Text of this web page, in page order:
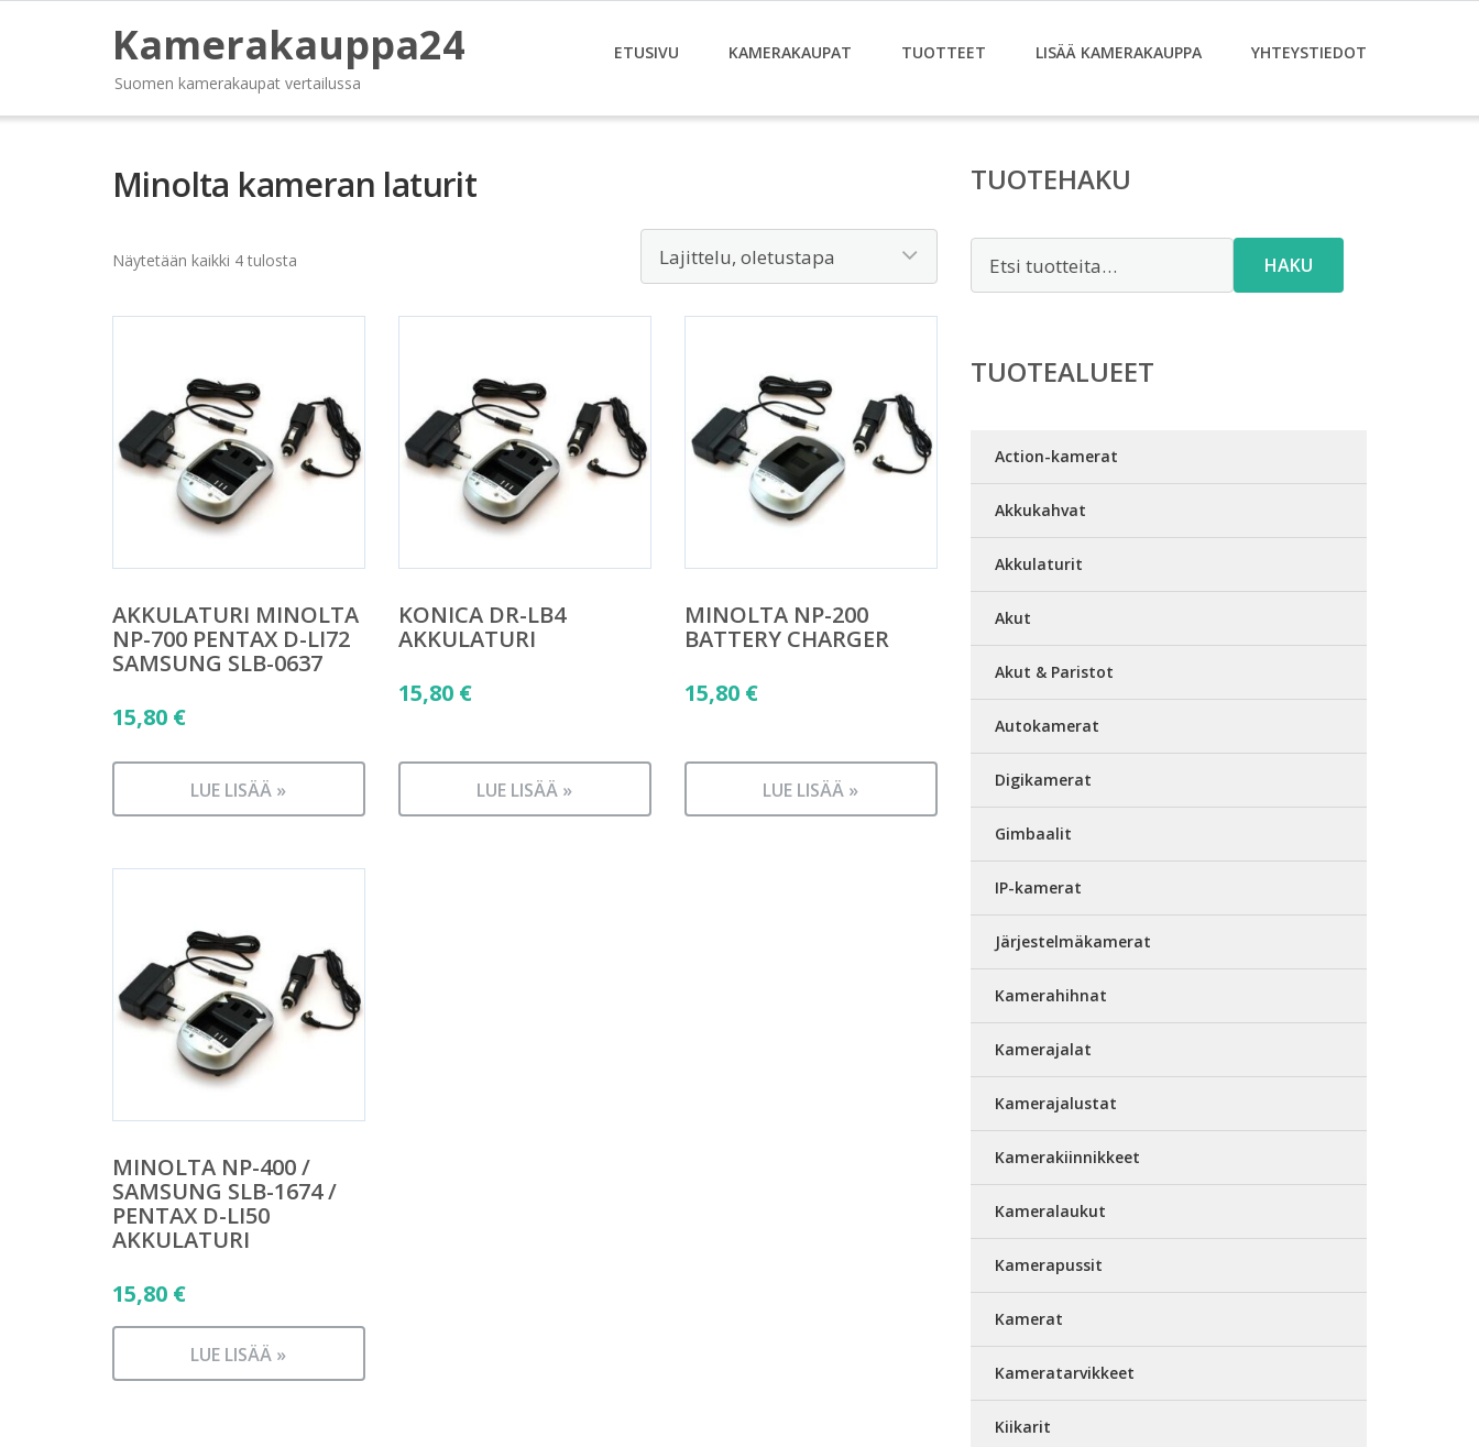
Kamerakauppa24
Suomen kamerakaupat vertailussa
ETUSIVU KAMERAKAUPAT TUOTTEET LISÄÄ KAMERAKAUPPA YHTEYSTIEDOT
Minolta kameran laturit
Näytetään kaikki 4 tulosta
AKKULATURI MINOLTA
NP-700 PENTAX D-LI72
SAMSUNG SLB-0637
15,80 €
LUE LISÄÄ »
KONICA DR-LB4
AKKULATURI
15,80 €
LUE LISÄÄ »
MINOLTA NP-200
BATTERY CHARGER
15,80 €
LUE LISÄÄ »
MINOLTA NP-400 /
SAMSUNG SLB-1674 /
PENTAX D-LI50
AKKULATURI
15,80 €
LUE LISÄÄ »
TUOTEHAKU
HAKU
TUOTEALUEET
Action-kamerat
Akkukahvat
Akkulaturit
Akut
Akut & Paristot
Autokamerat
Digikamerat
Gimbaalit
IP-kamerat
Järjestelmäkamerat
Kamerahihnat
Kamerajalat
Kamerajalustat
Kamerakiinnikkeet
Kameralaukut
Kamerapussit
Kamerat
Kameratarvikkeet
Kiikarit